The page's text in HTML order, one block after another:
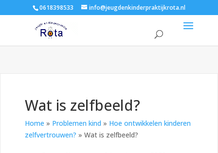
0618398533 info@jeugdenkinderpraktijkrota.nl
Wat is zelfbeeld?
Home » Problemen kind » Hoe ontwikkelen kinderen
zelfvertrouwen? » Wat is zelfbeeld?